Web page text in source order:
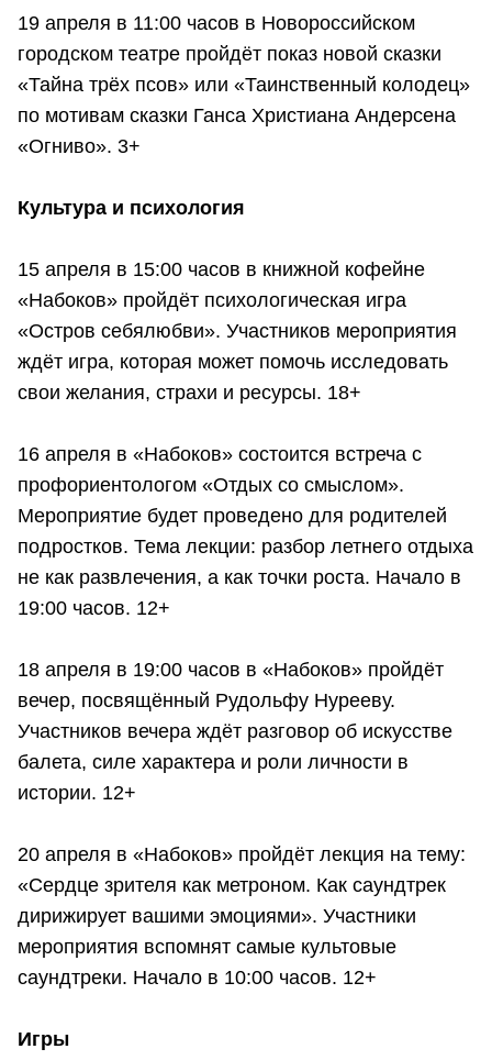
19 апреля в 11:00 часов в Новороссийском
городском театре пройдёт показ новой сказки
«Тайна трёх псов» или «Таинственный колодец»
по мотивам сказки Ганса Христиана Андерсена
«Огниво». 3+
Культура и психология
15 апреля в 15:00 часов в книжной кофейне
«Набоков» пройдёт психологическая игра
«Остров себялюбви». Участников мероприятия
ждёт игра, которая может помочь исследовать
свои желания, страхи и ресурсы. 18+
16 апреля в «Набоков» состоится встреча с
профориентологом «Отдых со смыслом».
Мероприятие будет проведено для родителей
подростков. Тема лекции: разбор летнего отдыха
не как развлечения, а как точки роста. Начало в
19:00 часов. 12+
18 апреля в 19:00 часов в «Набоков» пройдёт
вечер, посвящённый Рудольфу Нурееву.
Участников вечера ждёт разговор об искусстве
балета, силе характера и роли личности в
истории. 12+
20 апреля в «Набоков» пройдёт лекция на тему:
«Сердце зрителя как метроном. Как саундтрек
дирижирует вашими эмоциями». Участники
мероприятия вспомнят самые культовые
саундтреки. Начало в 10:00 часов. 12+
Игры